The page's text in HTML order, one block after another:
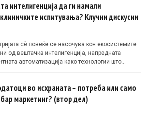
интелигенција да ги намали
испитувања? Клучни дискусии
сè повеќе се насочува кон екосистемите
од вештачка интелигенција, напредната
автоматизација како технологии што
во исхраната – потреба или само
маркетинг? (втор дел)